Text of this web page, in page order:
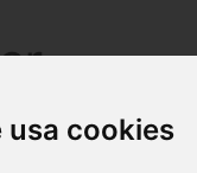
usa cookies